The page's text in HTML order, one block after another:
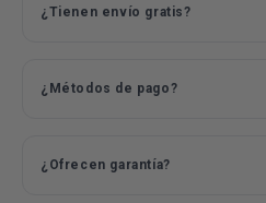
¿Tienen envío gratis?
¿Métodos de pago?
¿Ofrecen garantía?